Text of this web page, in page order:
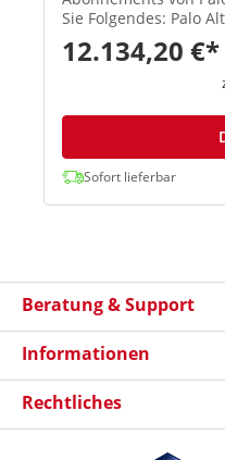
Sie Folgendes: Palo Alto Networks Networks Next-
Generation Firewalls
Networks Networks
12.134,20 €*
Sofort lieferbar
Beratung & Support
Informationen
Rechtliches